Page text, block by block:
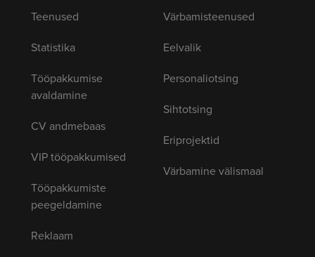
Teenused
Statistika
Tööpakkumise
avaldamine
CV andmebaas
VIP tööpakkumised
Tööpakkumiste
peegeldamine
Reklaam
Värbamisteenused
Eelvalik
Personaliotsing
Sihtotsing
Eriprojektid
Värbamine välismaal